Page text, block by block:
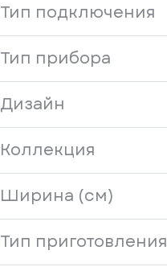
Тип подключения
Тип прибора
Дизайн
Коллекция
Ширина (см)
Тип приготовления